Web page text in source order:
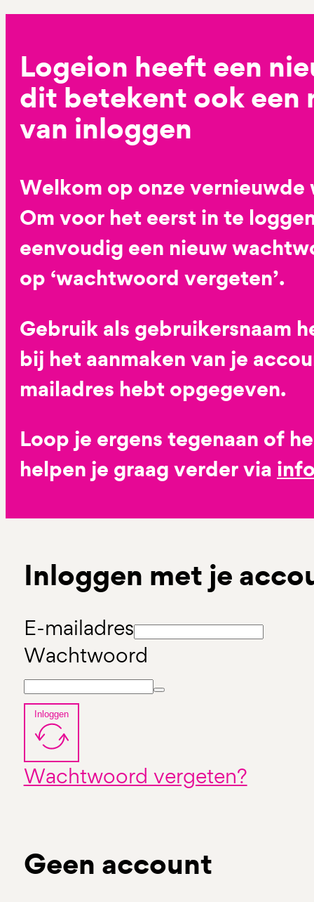
Logeion heeft een
dit betekent ook een
van inloggen
Welkom op onze vernieuwde
Om voor het eerst in te
eenvoudig een nieuw
op ‘wachtwoord vergeten’.
Gebruik als gebruikersnaam
bij het aanmaken van je
mailadres hebt opgegeven.
Loop je ergens tegenaan of
helpen je graag verder via
Inloggen met je
E-mailadres
Wachtwoord
Inloggen
Wachtwoord vergeten?
Geen account